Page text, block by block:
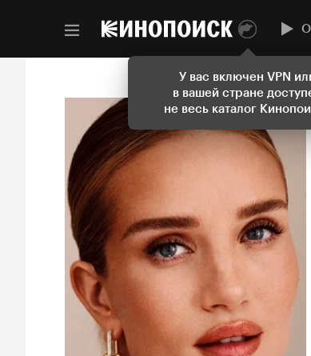
У вас включен VPN
в вашей стране
не весь каталог